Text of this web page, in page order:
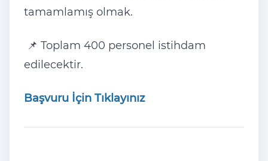
tamamlamış olmak.
📌 Toplam 400 personel istihdam
edilecektir.
Başvuru İçin Tıklayınız